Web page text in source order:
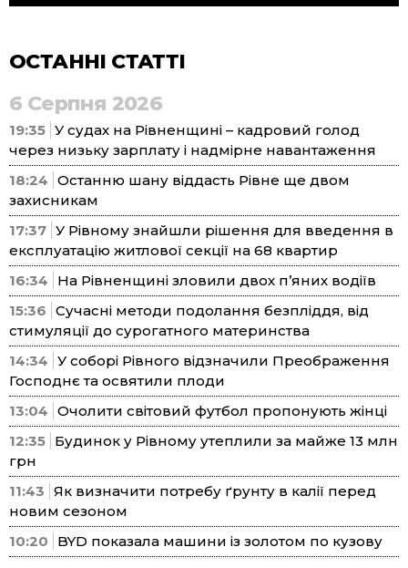
ОСТАННІ СТАТТІ
6 Серпня 2026
19:35 У судах на Рівненщині – кадровий голод
через низьку зарплату і надмірне навантаження
18:24 Останню шану віддасть Рівне ще двом
захисникам
17:37 У Рівному знайшли рішення для введення в
експлуатацію житлової секції на 68 квартир
16:34
На Рівненщині зловили двох п’яних водіїв
15:36 Сучасні методи подолання безпліддя, від
стимуляції до сурогатного материнства
14:34 У соборі Рівного відзначили Преображення
Господнє та освятили плоди
13:04 Очолити світовий футбол пропонують жінці
12:35 Будинок у Рівному утеплили за майже 13 млн
грн
11:43 Як визначити потребу ґрунту в калії перед
новим сезоном
10:20
BYD показала машини із золотом по кузову